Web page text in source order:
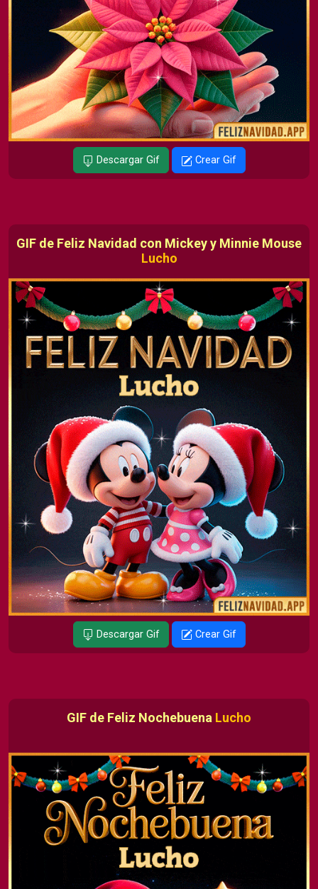
Descargar Gif Crear Gif
GIF de Feliz Navidad con Mickey y Minnie Mouse
Lucho
Descargar Gif Crear Gif
GIF de Feliz Nochebuena Lucho